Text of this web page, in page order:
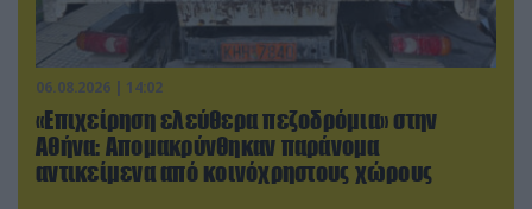
06.08.2026 | 14:02
«Επιχείρηση ελεύθερα πεζοδρόμια» στην
Αθήνα: Απομακρύνθηκαν παράνομα
αντικείμενα από κοινόχρηστους χώρους